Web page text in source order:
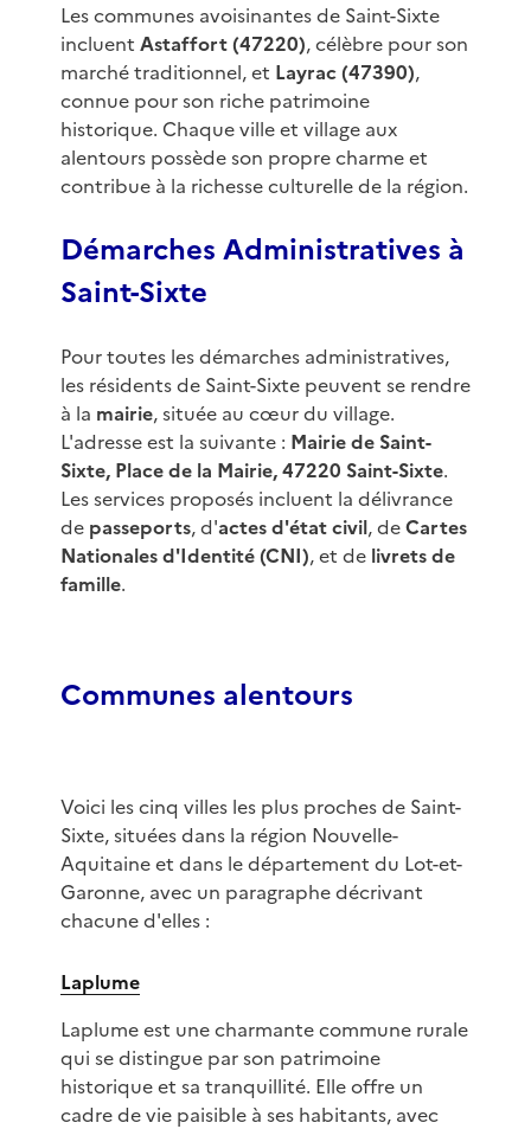
Les communes avoisinantes de Saint-Sixte
incluent Astaffort (47220), célèbre pour son
marché traditionnel, et Layrac (47390),
connue pour son riche patrimoine
historique. Chaque ville et village aux
alentours possède son propre charme et
contribue à la richesse culturelle de la région.
Démarches Administratives à
Saint-Sixte
Pour toutes les démarches administratives,
les résidents de Saint-Sixte peuvent se rendre
à la mairie, située au cœur du village.
L'adresse est la suivante : Mairie de Saint-
Sixte, Place de la Mairie, 47220 Saint-Sixte.
Les services proposés incluent la délivrance
de passeports, d'actes d'état civil, deCartes
Nationales d'Identité (CNI), et de livrets de
famille.
Communes alentours
Voici les cinq villes les plus proches de Saint-
Sixte, situées dans la région Nouvelle-
Aquitaine et dans le département du Lot-et-
Garonne, avec un paragraphe décrivant
chacune d'elles :
Laplume
Laplume est une charmante commune rurale
qui se distingue par son patrimoine
historique et sa tranquillité. Elle offre un
cadre de vie paisible à ses habitants, avec